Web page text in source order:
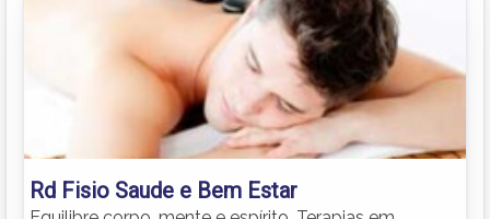
Rd Fisio Saude e Bem Estar